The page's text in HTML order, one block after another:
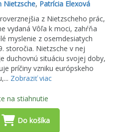
Nietzsche, Patrícia Elexová
z Nietzscheho prác,
vydaná Vôľa k moci, zahŕňa
myslenie z osemdesiatych
storočia. Nietzsche v nej
duchovnú situáciu svojej doby,
príčiny vzniku európskeho
Zobraziť viac
na stiahnutie
Do košíka